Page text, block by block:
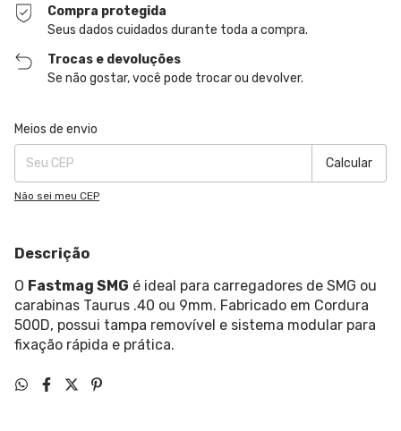
Compra protegida
Seus dados cuidados durante toda a compra.
Trocas e devoluções
Se não gostar, você pode trocar ou devolver.
Entregas para o CEP:
Meios de envio
Calcular
Não sei meu CEP
Descrição
O Fastmag SMG é ideal para carregadores de SMG ou
carabinas Taurus .40 ou 9mm. Fabricado em Cordura
500D, possui tampa removível e sistema modular para
fixação rápida e prática.